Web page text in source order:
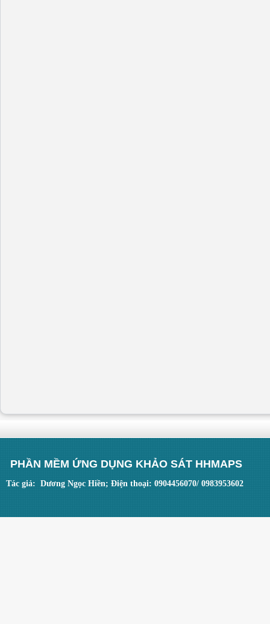
PHẦN MỀM ỨNG DỤNG KHẢO SÁT HHMAPS
Tác giả: Dương Ngọc Hiền; Điện thoại: 0904456070/ 0983953602